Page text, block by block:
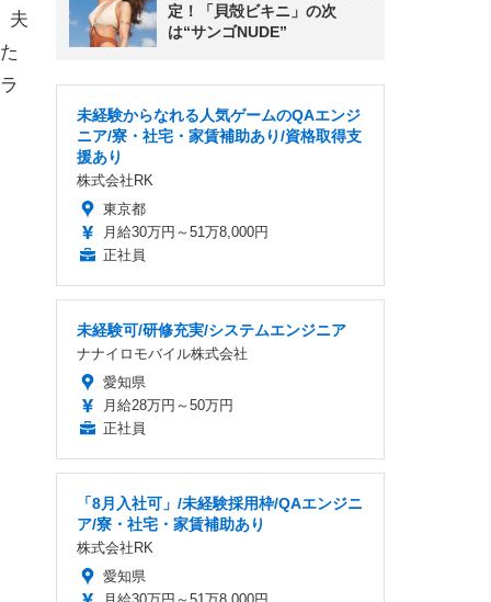
夫
定！「貝殻ビキニ」の次
は“サンゴNUDE”
未経験からなれる人気ゲームのQAエンジ
ニア/寮・社宅・家賃補助あり/資格取得支
援あり
株式会社RK
東京都
月給30万円～51万8,000円
正社員
未経験可/研修充実/システムエンジニア
ナナイロモバイル株式会社
愛知県
月給28万円～50万円
正社員
「8月入社可」/未経験採用枠/QAエンジニ
ア/寮・社宅・家賃補助あり
株式会社RK
愛知県